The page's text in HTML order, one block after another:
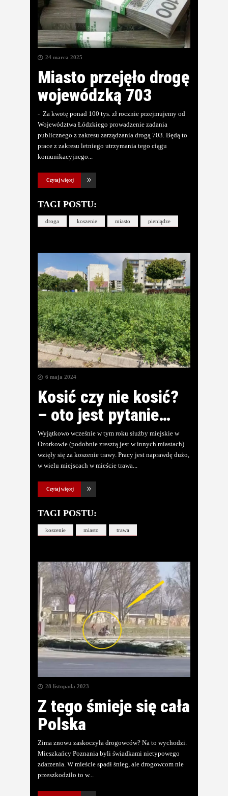
24 marca 2025
Miasto przejęło drogę
wojewódzką 703
- Za kwotę ponad 100 tys. zł rocznie przejmujemy od
Województwa Łódzkiego prowadzenie zadania
publicznego z zakresu zarządzania drogą 703. Będą to
prace z zakresu letniego utrzymania tego ciągu
komunikacyjnego
Czytaj więcej
TAGI POSTU:
droga koszenie miasto pieniądze
6 maja 2024
Kosić czy nie kosić?
– oto jest pytanie…
Wyjątkowo wcześnie w tym roku służby miejskie w
Ozorkowie (podobnie zresztą jest w innych miastach)
wzięły się za koszenie trawy. Pracy jest naprawdę dużo,
w wielu miejscach w mieście trawa
Czytaj więcej
TAGI POSTU:
koszenie miasto trawa
28 listopada 2023
Z tego śmieje się cała
Polska
Zima znowu zaskoczyła drogowców? Na to wychodzi.
Mieszkańcy Poznania byli świadkami nietypowego
zdarzenia. W mieście spadł śnieg, ale drogowcom nie
przeszkodziło to w